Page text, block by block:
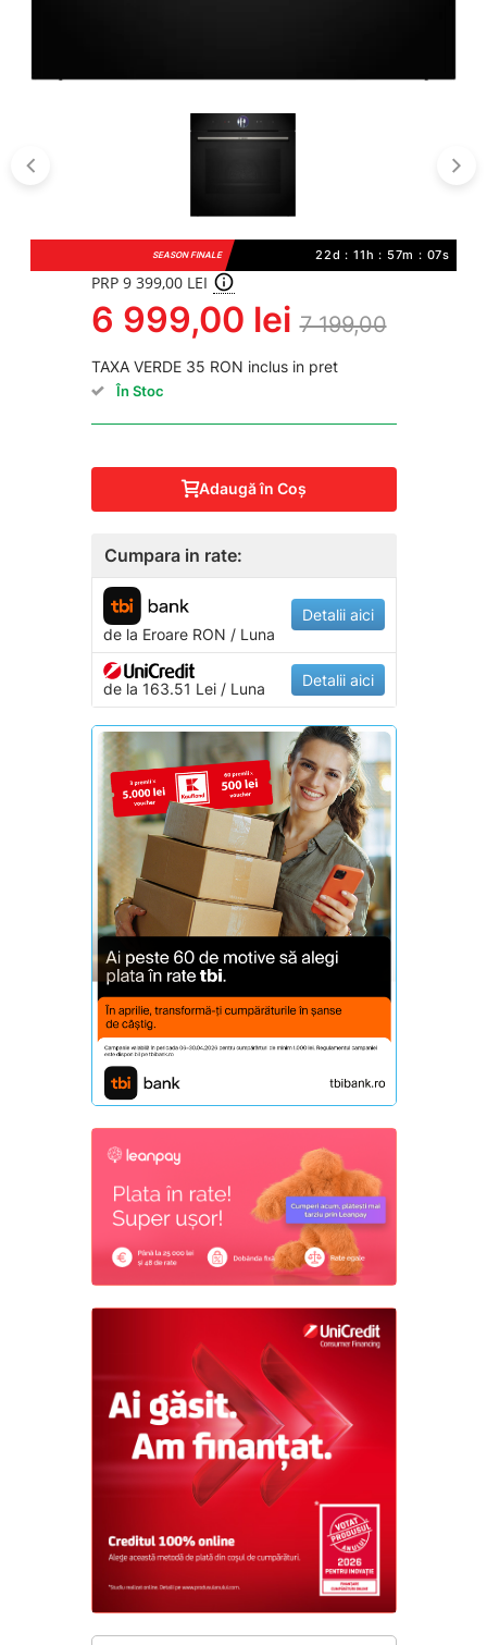
SEASON FINALE 22d : 11h : 57m : 06s
PRP 9 399,00 LEI
6 999,00 lei 7 199,00
TAXA VERDE 35 RON inclus in pret
În Stoc
Adaugă în Coş
Cumpara in rate:
de la EroareRON / Luna
Detalii aici
de la 163.51 Lei / Luna Detalii aici